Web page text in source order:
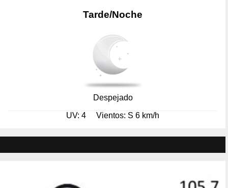
Tarde/Noche
Despejado
UV: 4 Vientos: S 6 km/h